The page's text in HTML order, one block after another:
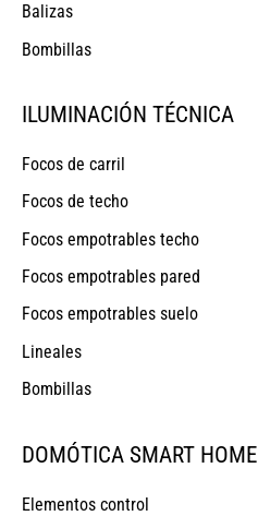
Balizas
Bombillas
ILUMINACIÓN TÉCNICA
Focos de carril
Focos de techo
Focos empotrables techo
Focos empotrables pared
Focos empotrables suelo
Lineales
Bombillas
DOMÓTICA SMART HOME
Elementos control